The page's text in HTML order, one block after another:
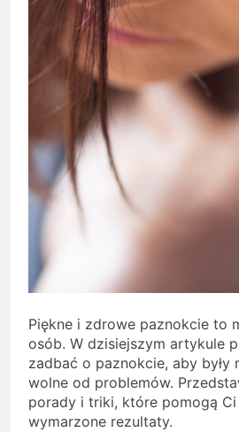
Piękne i zdrowe paznokcie to
osób. W dzisiejszym artykule
zadbać o paznokcie, aby były
wolne od problemów.
porady i triki, które pomogą Ci
wymarzone rezultaty.